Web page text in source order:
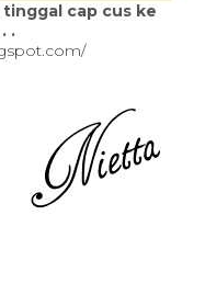
tinggal cap cus ke
.